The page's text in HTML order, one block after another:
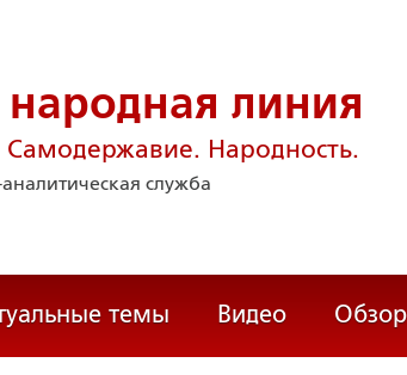
народная линия
Самодержавие. Народность.
служба
темы Видео